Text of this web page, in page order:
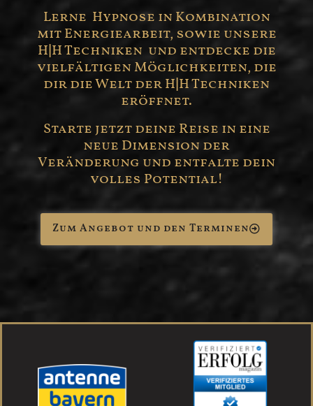
Lerne Hypnose in Kombination
mit Energiearbeit, sowie unsere
H|H Techniken und entdecke die
vielfältigen Möglichkeiten, die
dir die Welt der H|H Techniken
eröffnet.
Starte jetzt deine Reise in eine
neue Dimension der
Veränderung und entfalte dein
volles Potential!
Zum Angebot und den Terminen